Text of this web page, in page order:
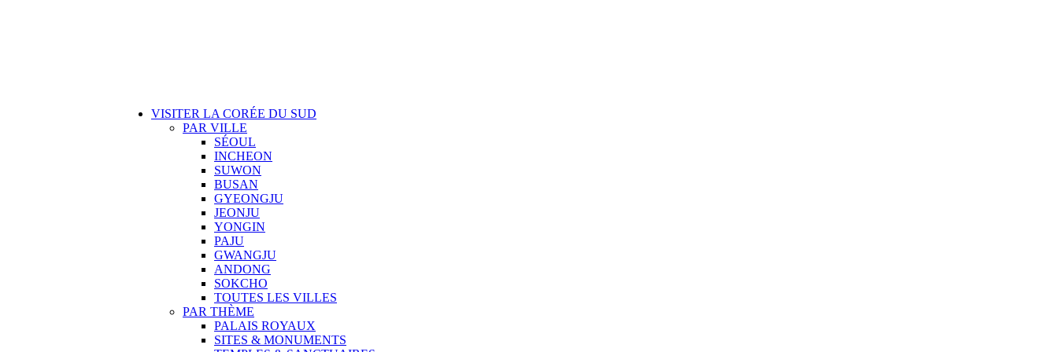
VISITER LA CORÉE DU SUD
PAR VILLE
SÉOUL
INCHEON
SUWON
BUSAN
GYEONGJU
JEONJU
YONGIN
PAJU
GWANGJU
ANDONG
SOKCHO
TOUTES LES VILLES
PAR THÈME
PALAIS ROYAUX
SITES & MONUMENTS